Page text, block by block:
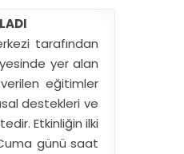
tarafından
yer alan
eğitimler
destekleri ve
Etkinliğin ilki
günü saat